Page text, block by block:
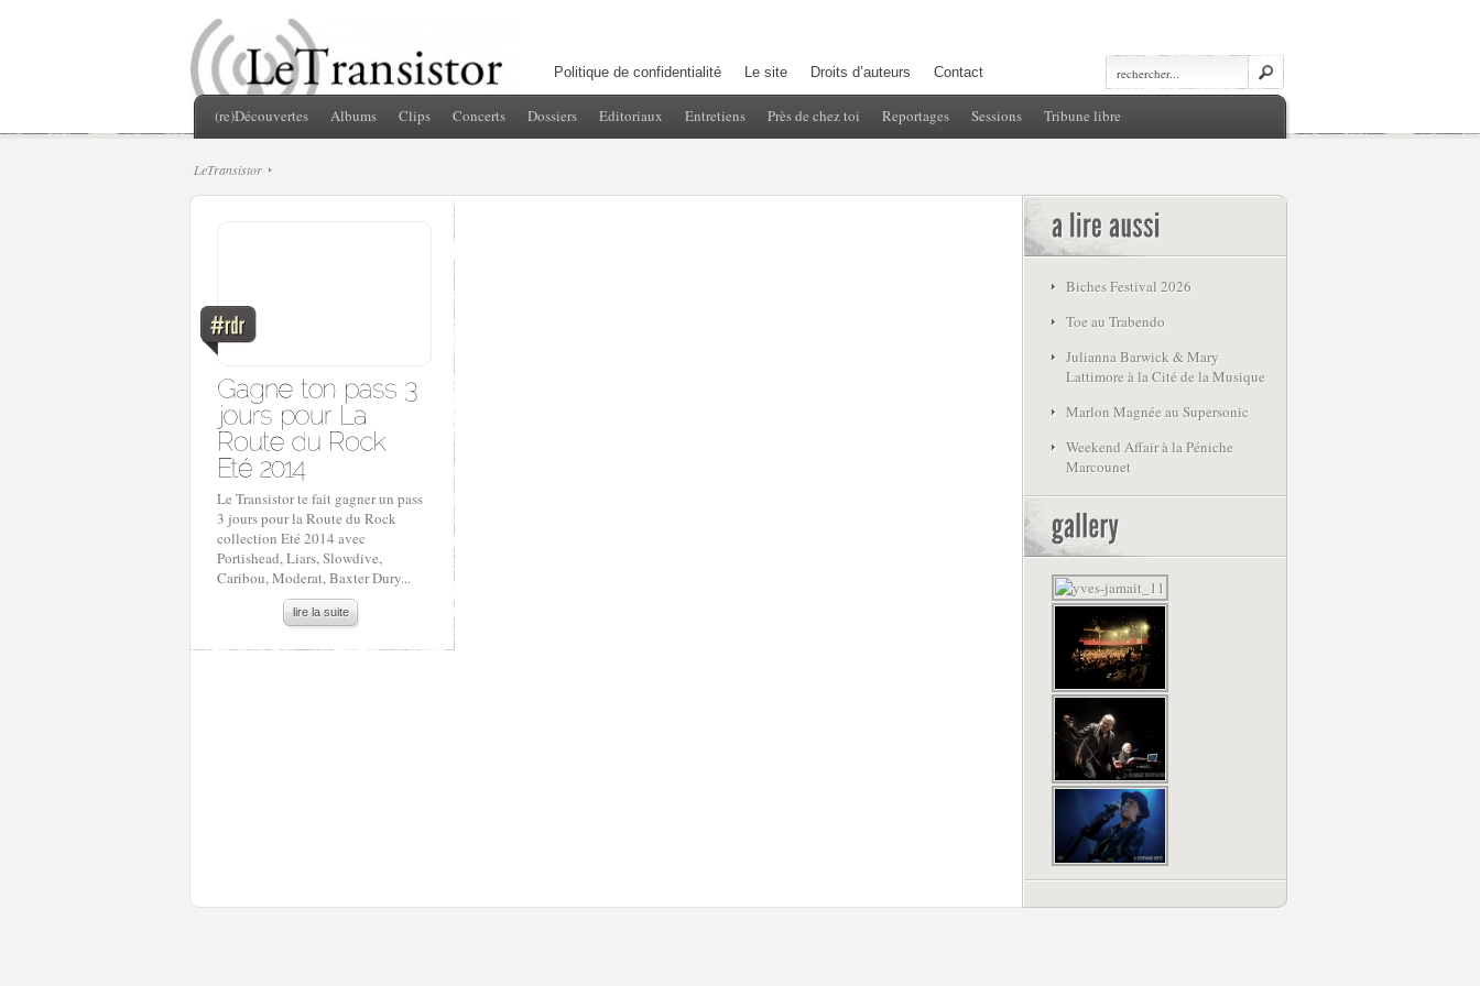
Politique de confidentialité Le site Droits d’auteurs Contact
(re)Découvertes Albums Clips Concerts Dossiers Editoriaux Entretiens Près de chez toi Reportages Sessions Tribune libre
LeTransistor
Le Transistor te fait gagner un pass
3 jours pour la Route du Rock
collection Eté 2014 avec
Portishead, Liars, Slowdive,
Caribou, Moderat, Baxter Dury...
lire la suite
Biches Festival 2026
Toe au Trabendo
Julianna Barwick & Mary
Lattimore à la Cité de la Musique
Marlon Magnée au Supersonic
Weekend Affair à la Péniche
Marcounet